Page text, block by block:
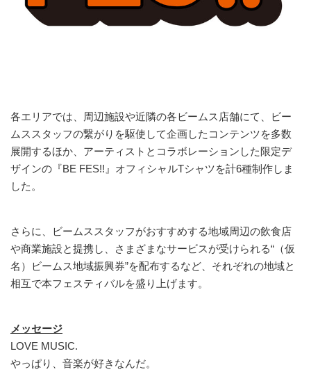
各エリアでは、周辺施設や近隣の各ビームス店舗にて、ビー
ムススタッフの繋がりを駆使して企画したコンテンツを多数
展開するほか、アーティストとコラボレーションした限定デ
ザインの『BE FES!!』オフィシャルTシャツを計6種制作しま
した。
さらに、ビームススタッフがおすすめする地域周辺の飲食店
や商業施設と提携し、さまざまなサービスが受けられる“（仮
名）ビームス地域振興券”を配布するなど、それぞれの地域と
相互で本フェスティバルを盛り上げます。
メッセージ
LOVE MUSIC.
やっぱり、音楽が好きなんだ。